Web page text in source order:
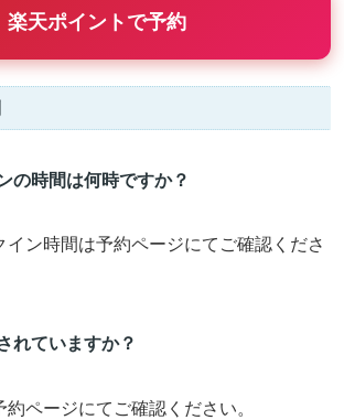
楽天ポイントで予約
の時間は何時ですか？
イン時間は予約ページにてご確認くださ
れていますか？
ページにてご確認ください。